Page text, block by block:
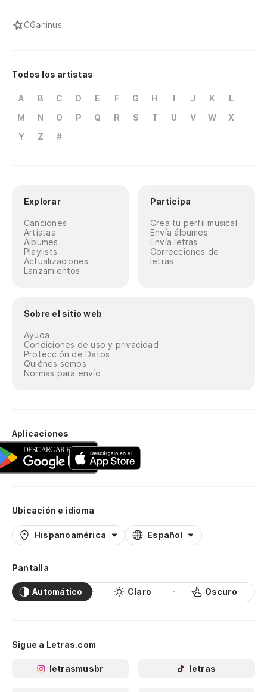
CCaninus
Todos los artistas
A B C D E F G H I J K
L
M
N O P Q R S T U V W
X
Y
Z #
Explorar
Canciones
Artistas
Álbumes
Playlists
Actualizaciones
Lanzamientos
Participa
Crea tu perfil musical
Envía álbumes
Envía letras
Correcciones de
letras
Sobre el sitio web
Ayuda
Condiciones de uso y privacidad
Protección de Datos
Quiénes somos
Normas para envío
Aplicaciones
Ubicación e idioma
Hispanoamérica Español
Pantalla
Automático Claro Oscuro
Sigue a Letras.com
letrasmusbr letras